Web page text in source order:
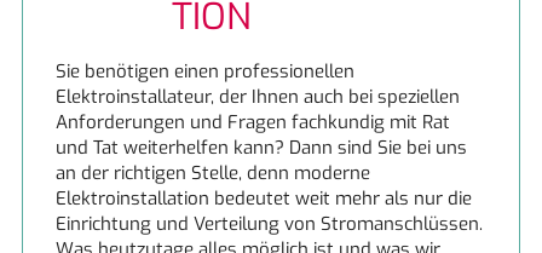
LUFTREINIGUNG UND LÜFTUNG
Neff
NEFF excellent®
Siemens
TION
Sie benötigen einen professionellen
Elektroinstallateur, der Ihnen auch bei speziellen
Anforderungen und Fragen fachkundig mit Rat
und Tat weiterhelfen kann? Dann sind Sie bei uns
an der richtigen Stelle, denn moderne
Elektroinstallation bedeutet weit mehr als nur die
Einrichtung und Verteilung von Stromanschlüssen.